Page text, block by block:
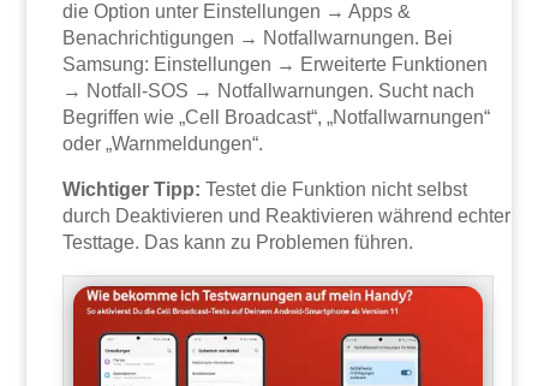
die Option unter Einstellungen → Apps &
Benachrichtigungen → Notfallwarnungen. Bei
Samsung: Einstellungen → Erweiterte Funktionen
→ Notfall-SOS → Notfallwarnungen. Sucht nach
Begriffen wie „Cell Broadcast“, „Notfallwarnungen“
oder „Warnmeldungen“.
Wichtiger Tipp: Testet die Funktion nicht selbst
durch Deaktivieren und Reaktivieren während echter
Testtage. Das kann zu Problemen führen.